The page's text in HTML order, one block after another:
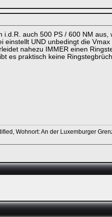
i.d.R. auch 500 PS / 600 NM
einstellt UND unbedingt die
nahezu IMMER einen
es praktisch keine
Wohnort: An der Luxemburger